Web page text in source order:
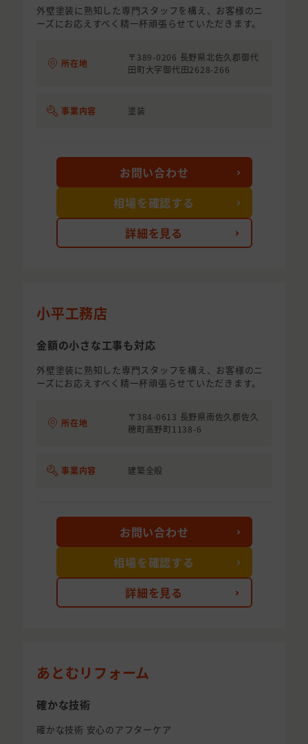
外壁塗装に熟知した専門スタッフを構え、お客様のニ
ーズにお応えすべく精一杯頑張らせていただきます。
所在地
〒389-0206 長野県北佐久郡御代
田町大字御代田2628-266
事業内容 塗装
詳細を見る
お問い合わせ
相場を確認する
小平工務店
金額の小さな工事も対応
外壁塗装に熟知した専門スタッフを構え、お客様のニ
ーズにお応えすべく精一杯頑張らせていただきます。
所在地
〒384-0613 長野県南佐久郡佐久
穂町高野町1138-6
事業内容 建築全般
詳細を見る
お問い合わせ
相場を確認する
あとむリフォーム
確かな技術
確かな技術 安心のアフターケア